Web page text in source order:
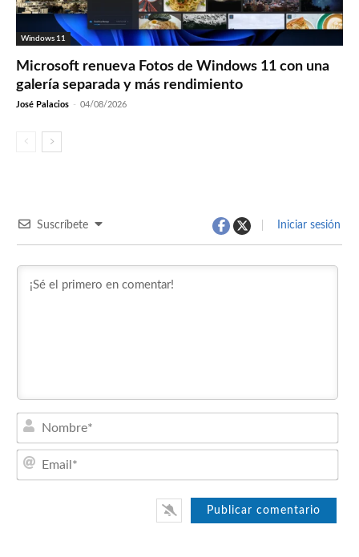
Windows 11
Microsoft renueva Fotos de Windows 11 con una
galería separada y más rendimiento
José Palacios - 04/08/2026
Suscríbete Iniciar sesión